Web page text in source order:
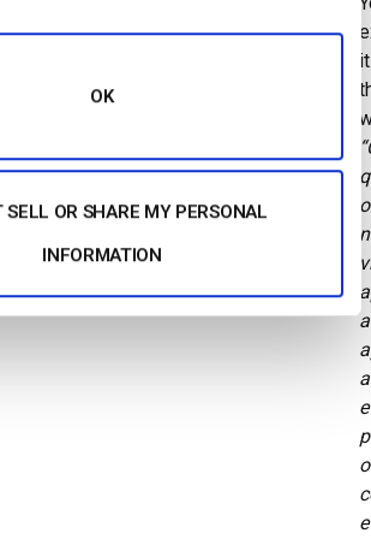
OK
SELL OR SHARE MY PERSONAL
INFORMATION
it
a
e
o
e